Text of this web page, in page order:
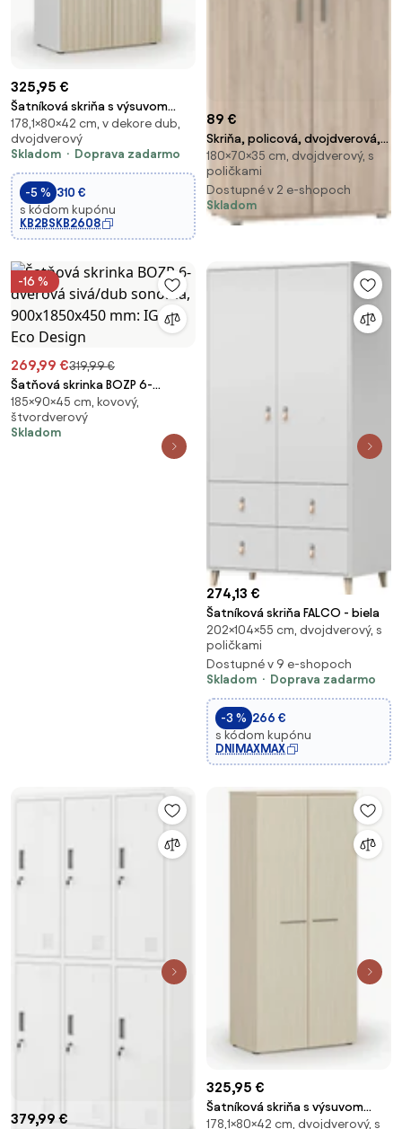
325,95 €
Šatníková skriňa s výsuvom
PRIMO WHITE, 800 x 420 x 1781
mm, biela/dub prírodná
178,1×80×42 cm, v dekore dub,
dvojdverový
Skladom
Doprava zadarmo
-5 % 310 €
s kódom kupónu
KB2BSKB2608
89 €
Skriňa, policová, dvojdverová,
dub sonoma, SERVO TYP 1
180×70×35 cm, dvojdverový, s
poličkami
Dostupné v 2 e-shopoch
Skladom
-16 %
269,99 €319,99 €
Šatňová skrinka BOZP 6-
dverová sivá/dub sonoma,
900x1850x450 mm: IGOR Eco
Design
185×90×45 cm, kovový,
štvordverový
Skladom
274,13 €
Šatníková skriňa FALCO - biela
202×104×55 cm, dvojdverový, s
poličkami
Dostupné v 9 e-shopoch
Skladom
Doprava zadarmo
-3 % 266 €
s kódom kupónu
DNIMAXMAX
379,99 €
325,95 €
Šatníková skriňa s výsuvom
PRIMO WOOD, 800 x 420 x 1781
178,1×80×42 cm, dvojdverový, s